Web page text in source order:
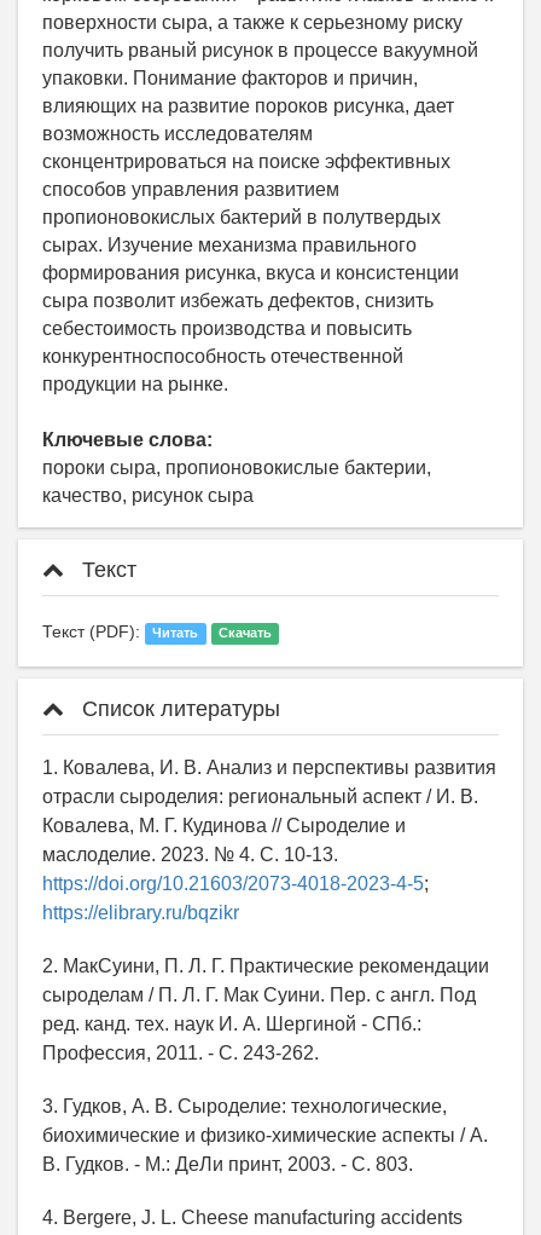
поверхности сыра, а также к серьезному риску
получить рваный рисунок в процессе вакуумной
упаковки. Понимание факторов и причин,
влияющих на развитие пороков рисунка, дает
возможность исследователям
сконцентрироваться на поиске эффективных
способов управления развитием
пропионовокислых бактерий в полутвердых
сырах. Изучение механизма правильного
формирования рисунка, вкуса и консистенции
сыра позволит избежать дефектов, снизить
себестоимость производства и повысить
конкурентноспособность отечественной
продукции на рынке.
Ключевые слова:
пороки сыра, пропионовокислые бактерии,
качество, рисунок сыра
Текст
Текст (PDF): Читать Скачать
Список литературы
1. Ковалева, И. В. Анализ и перспективы развития
отрасли сыроделия: региональный аспект / И. В.
Ковалева, М. Г. Кудинова // Сыроделие и
маслоделие. 2023. № 4. С. 10-13.
https://doi.org/10.21603/2073-4018-2023-4-5;
https://elibrary.ru/bqzikr
2. МакСуини, П. Л. Г. Практические рекомендации
сыроделам / П. Л. Г. Мак Суини. Пер. с англ. Под
ред. канд. тех. наук И. А. Шергиной - СПб.:
Профессия, 2011. - С. 243-262.
3. Гудков, А. В. Сыроделие: технологические,
биохимические и физико-химические аспекты / А.
В. Гудков. - М.: ДеЛи принт, 2003. - С. 803.
4. Bergere, J. L. Cheese manufacturing accidents